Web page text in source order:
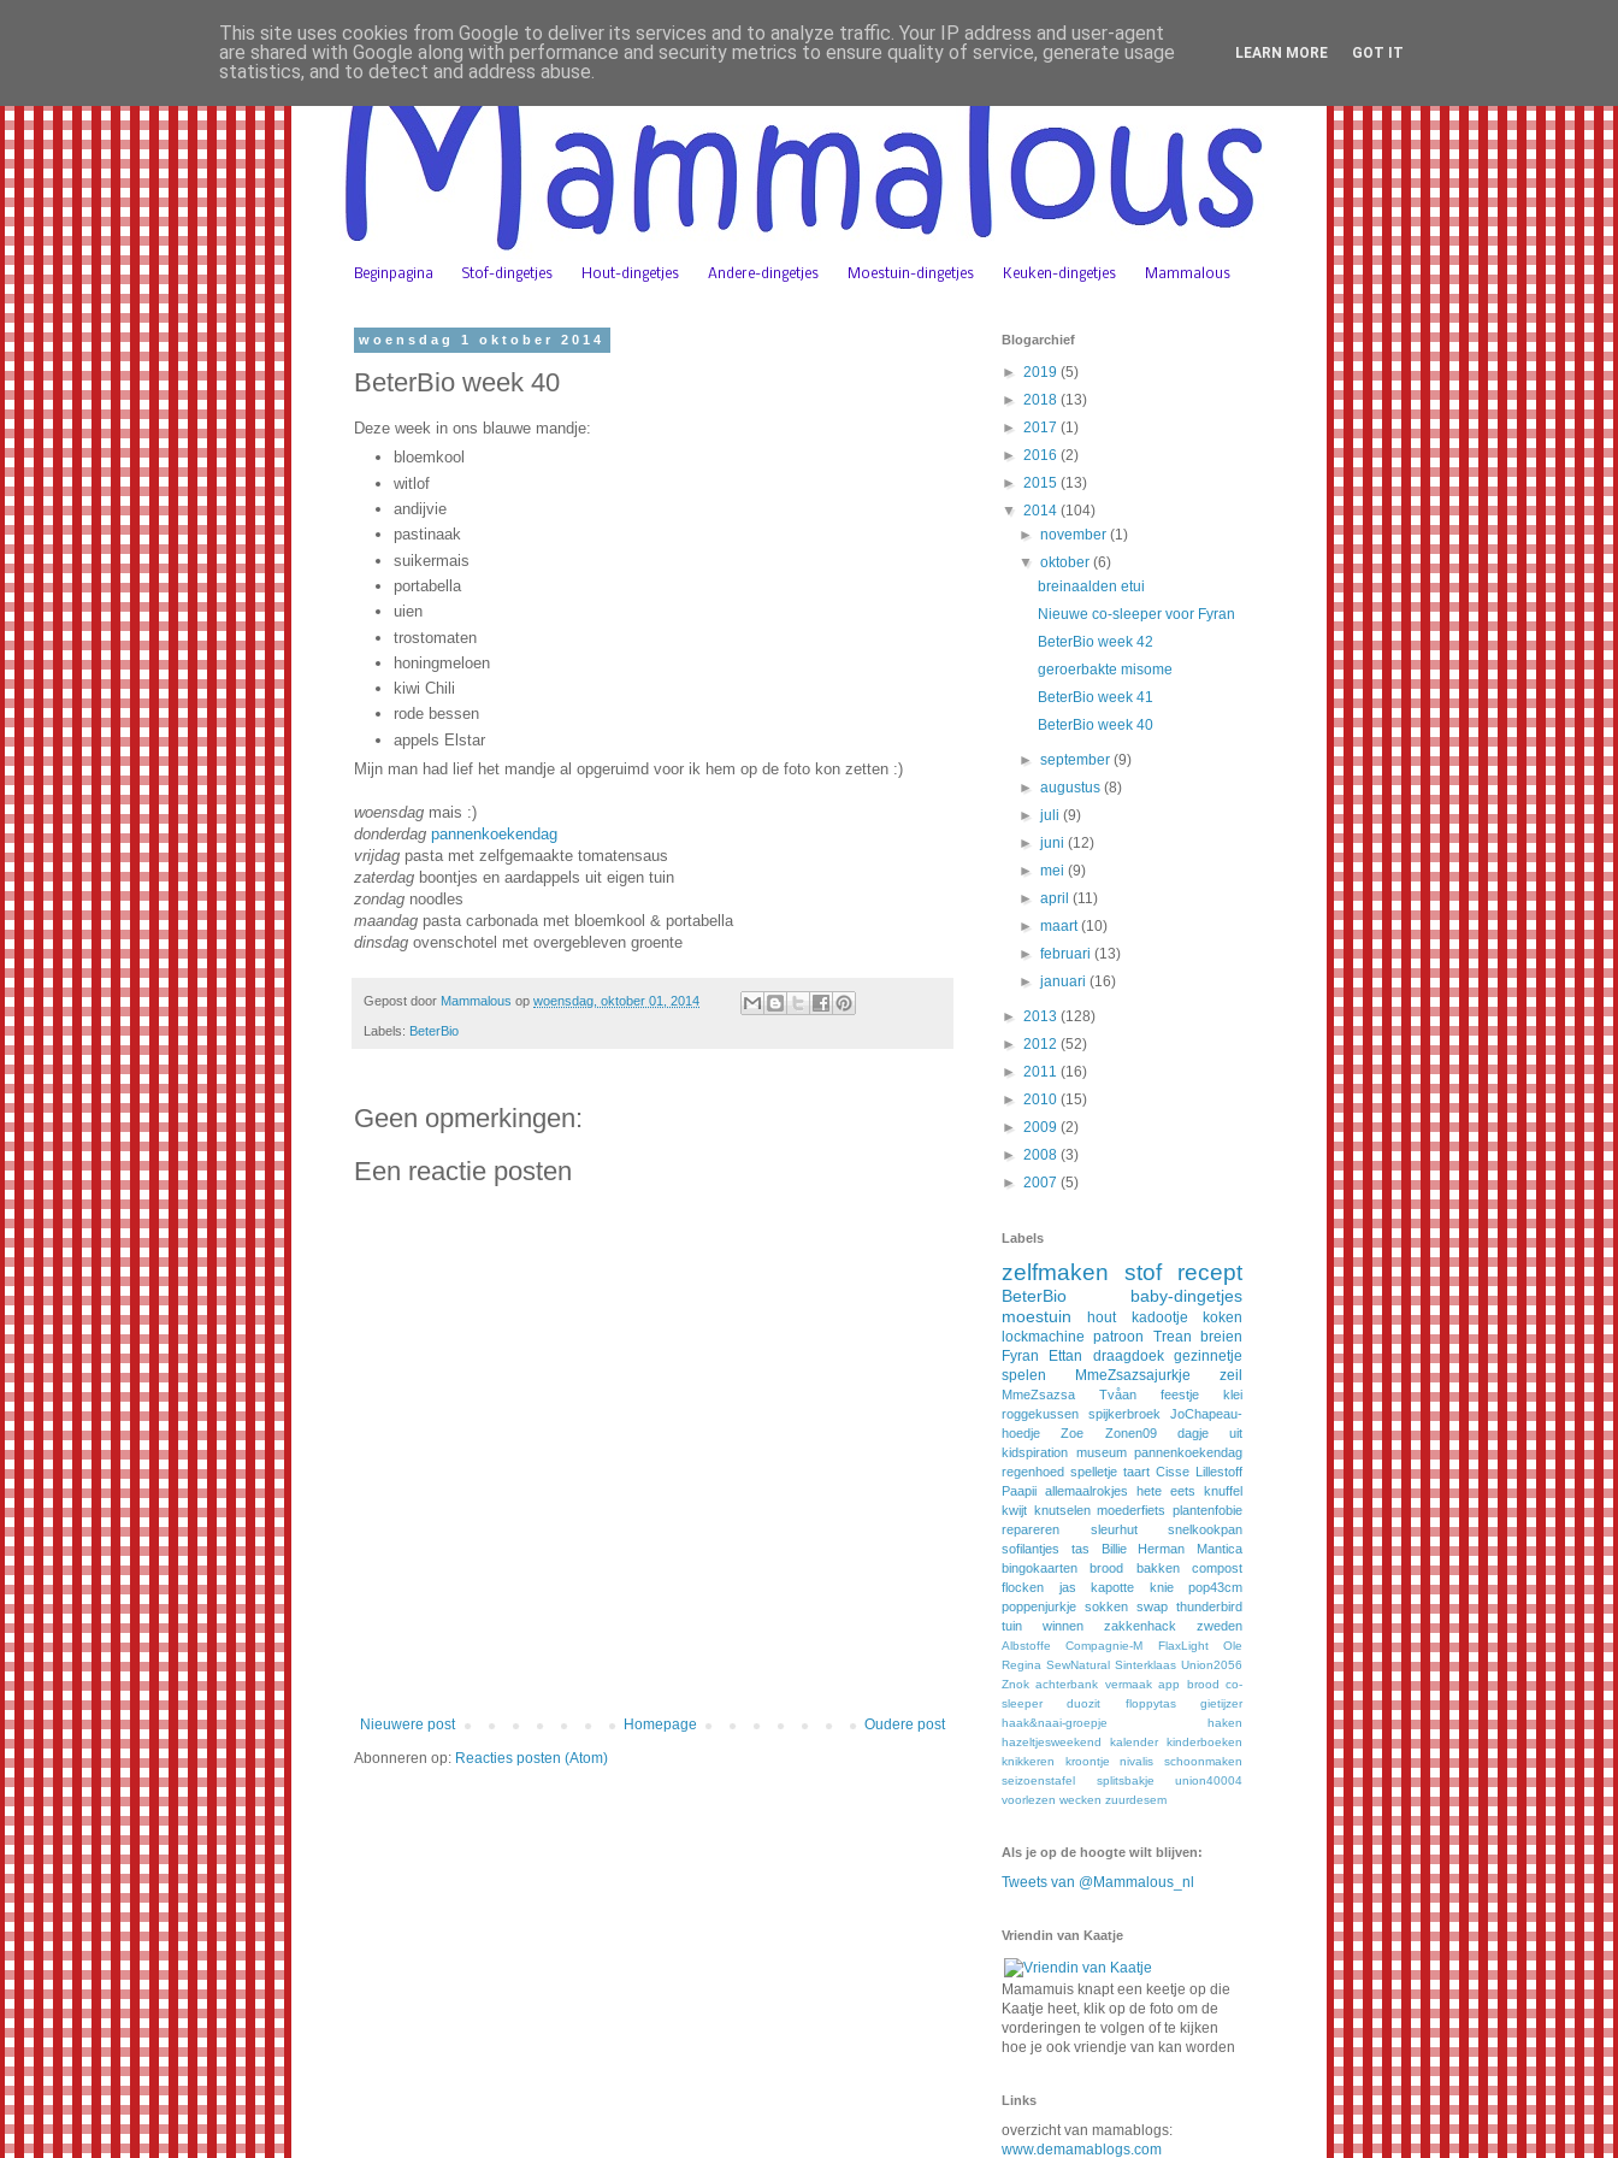
Beginpagina Stof-dingetjes Hout-dingetjes Andere-dingetjes Moestuin-dingetjes Keuken-dingetjes Mammalous
woensdag 1 oktober 2014
BeterBio week 40
Deze week in ons blauwe mandje:
bloemkool
witlof
andijvie
pastinaak
suikermais
portabella
uien
trostomaten
honingmeloen
kiwi Chili
rode bessen
appels Elstar
Mijn man had lief het mandje al opgeruimd voor ik hem op de foto kon zetten :)
woensdag mais :)
donderdag pannenkoekendag
vrijdag pasta met zelfgemaakte tomatensaus
zaterdag boontjes en aardappels uit eigen tuin
zondag noodles
maandag pasta carbonada met bloemkool & portabella
dinsdag ovenschotel met overgebleven groente
Gepost door Mammalous op woensdag, oktober 01, 2014
Labels: BeterBio
Geen opmerkingen:
Een reactie posten
Nieuwere post Oudere post
Homepage
Abonneren op: Reacties posten (Atom)
Blogarchief
► 2019 (5)
► 2018 (13)
► 2017 (1)
► 2016 (2)
► 2015 (13)
▼ 2014 (104)
►november(1)
▼oktober(6)
breinaalden etui
Nieuwe co-sleeper voor Fyran
BeterBio week 42
geroerbakte misome
BeterBio week 41
BeterBio week 40
►september(9)
►augustus(8)
►juli(9)
►juni(12)
►mei(9)
►april(11)
►maart(10)
►februari(13)
►januari(16)
► 2013 (128)
► 2012 (52)
► 2011 (16)
► 2010 (15)
► 2009 (2)
► 2008 (3)
► 2007 (5)
Labels
zelfmaken stof recept
BeterBio
baby-dingetjes
moestuin
hout kadootje
koken
lockmachine patroon Trean
breien
Fyran
Ettan draagdoek gezinnetje
spelen
MmeZsazsajurkje zeil
MmeZsazsa Tvåan feestje
klei
roggekussen
spijkerbroek
JoChapeau-
hoedje
Zoe Zonen09
dagje uit
kidspiration museum pannenkoekendag
regenhoed spelletje taart Cisse Lillestoff
Paapii allemaalrokjes hete eets
knuffel
kwijt knutselen moederfiets plantenfobie
repareren
sleurhut
snelkookpan
sofilantjes
tas Billie Herman
Mantica
bingokaarten
brood bakken
compost
flocken
jas kapotte knie
pop43cm
poppenjurkje sokken swap thunderbird
tuin
winnen zakkenhack zweden
Albstoffe Compagnie-M FlaxLight
Ole
Regina SewNatural Sinterklaas Union2056
Znok achterbank vermaak app brood co-
sleeper
duozit floppytas
gietijzer
haak&naai-groepje
haken
hazeltjesweekend
kalender
kinderboeken
knikkeren
kroontje nivalis
schoonmaken
seizoenstafel
splitsbakje
union40004
voorlezen wecken zuurdesem
Als je op de hoogte wilt blijven:
Tweets van @Mammalous_nl
Vriendin van Kaatje
Mamamuis knapt een keetje op die
Kaatje heet, klik op de foto om de
vorderingen te volgen of te kijken
hoe je ook vriendje van kan worden
Links
overzicht van mamablogs:
www.demamablogs.com
This site uses cookies from Google to deliver its services and to analyze traffic. Your IP address and user-agent
are shared with Google along with performance and security metrics to ensure quality of service, generate usage
statistics, and to detect and address abuse.
LEARN MORE GOT IT